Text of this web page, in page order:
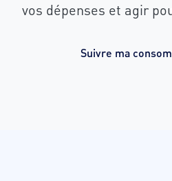
vos dépenses et agir
Suivre ma